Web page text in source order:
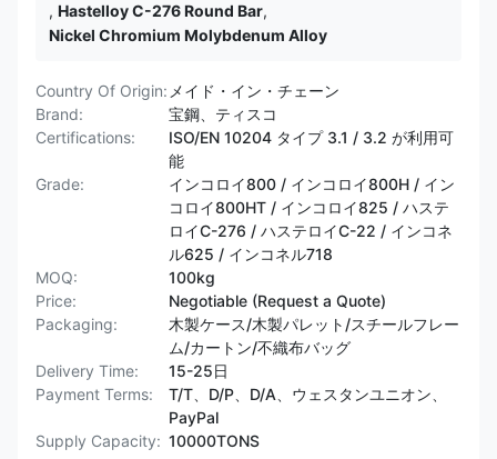
, Hastelloy C-276 Round Bar,
Nickel Chromium Molybdenum Alloy
Country Of Origin: メイド・イン・チェーン
Brand:
宝鋼、ティスコ
Certifications:
ISO/EN 10204 タイプ 3.1 / 3.2 が利用可
能
Grade:
インコロイ800 / インコロイ800H / イン
コロイ800HT /​​ インコロイ825 / ハステ
ロイC-276 / ハステロイC-22 / インコネ
ル625 / インコネル718
MOQ:
100kg
Price:
Negotiable (Request a Quote)
Packaging:
木製ケース/木製パレット/スチールフレー
ム/カートン/不織布バッグ
Delivery Time:
15-25日
Payment Terms:
T/T、D/P、D/A、ウェスタンユニオン、
PayPal
Supply Capacity: 10000TONS